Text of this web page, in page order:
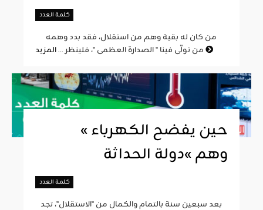
كلمة العدد
من تولّى فينا " الصدارة العظمى "، فلينظر ...
« حين يفضح الكهرباء
وهم »دولة الحداثة
كلمة العدد